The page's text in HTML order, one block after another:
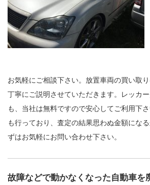
お気軽にご相談下さい。放置車両の買い取
丁寧にご説明させていただきます。レッカ
も、当社は無料ですので安心してご利用下
も行っており、査定の結果思わぬ金額にな
ずはお気軽にお問い合わせ下さい。
故障などで動かなくなった自動車を